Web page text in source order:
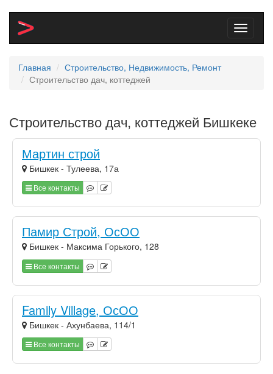
Toggle
Главная
Строительство, Недвижимость, Ремонт
Строительство дач, коттеджей
Строительство дач, коттеджей Бишкеке
Мартин строй
Бишкек - Тулеева, 17а
Все контакты
Памир Строй, ОсОО
Бишкек - Максима Горького, 128
Все контакты
Family Village, ОсОО
Бишкек - Ахунбаева, 114/1
Все контакты